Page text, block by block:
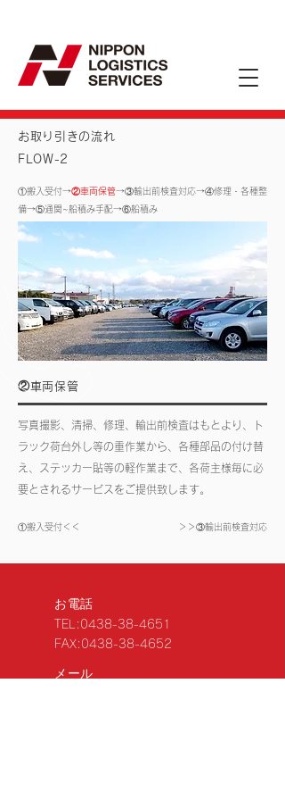
お取り引きの流れ
FLOW-2
①搬入受付→②車両保管→③輸出前検査対応→④修理・各種整
備→⑤通関~船積み手配→⑥船積み
②車両保管
写真撮影、清掃、修理、輸出前検査はもとより、ト
ラック荷台外し等の重作業から、各種部品の付け替
え、ステッカー貼等の軽作業まで、各荷主様毎に必
要とされるサービスをご提供致します。
①搬入受付＜＜ ＞＞③輸出前検査対応
お電話
TEL: 0438-38-4651
FAX: 0438-38-4652
メール